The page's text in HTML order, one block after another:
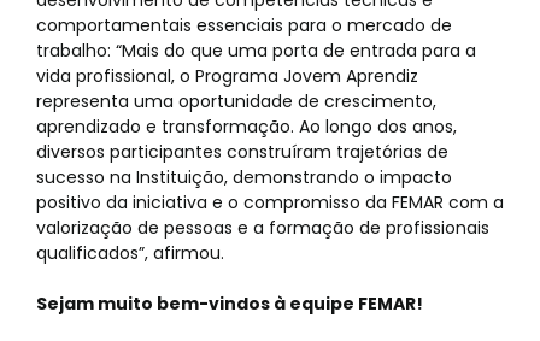
comportamentais essenciais para o mercado de
trabalho: “Mais do que uma porta de entrada para a
vida profissional, o Programa Jovem Aprendiz
representa uma oportunidade de crescimento,
aprendizado e transformação. Ao longo dos anos,
diversos participantes construíram trajetórias de
sucesso na Instituição, demonstrando o impacto
positivo da iniciativa e o compromisso da FEMAR com a
valorização de pessoas e a formação de profissionais
qualificados”, afirmou.
Sejam muito bem-vindos à equipe FEMAR!